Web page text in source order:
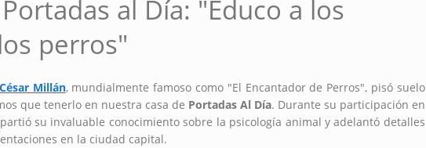
al Día: "Educo a los
perros"
César Millán, mundialmente famoso como "El Encantador de Perros", pisó suelo
que tenerlo en nuestra casa de Portadas Al Día. Durante su participación en
su invaluable conocimiento sobre la psicología animal y adelantó detalles
en la ciudad capital.